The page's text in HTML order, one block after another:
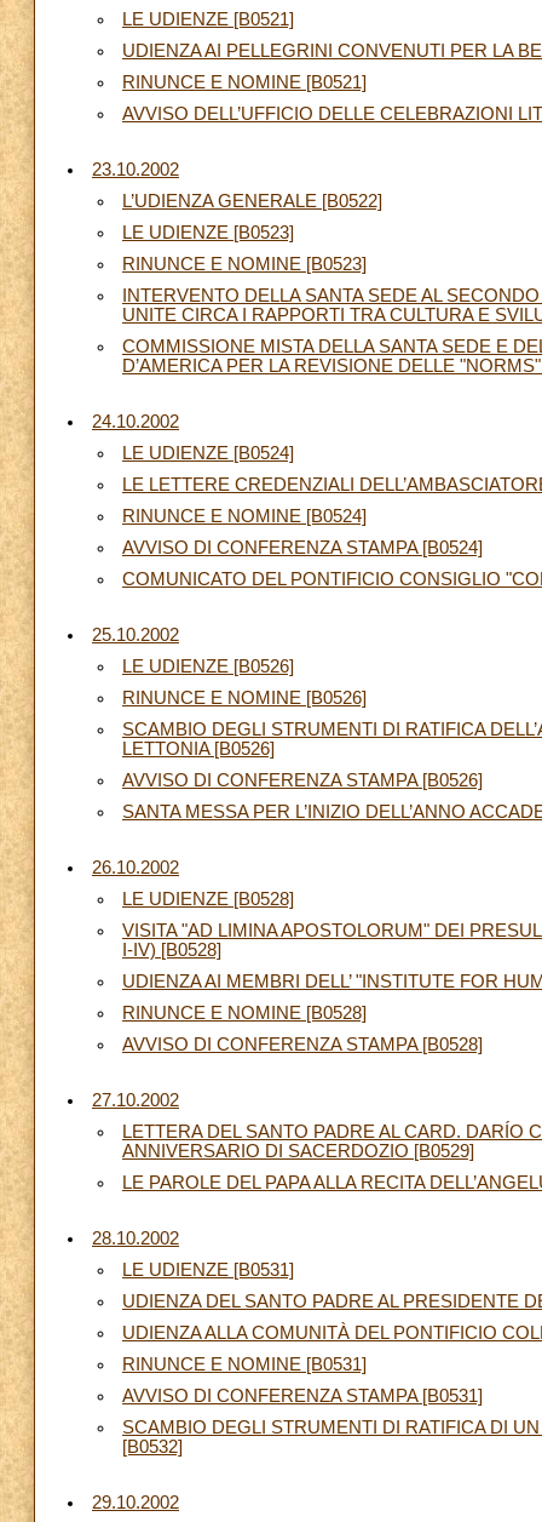
LE UDIENZE [B0521]
UDIENZA AI PELLEGRINI CONVENUTI PER LA
RINUNCE E NOMINE [B0521]
AVVISO DELL’UFFICIO DELLE CELEBRAZIONI
23.10.2002
L’UDIENZA GENERALE [B0522]
LE UDIENZE [B0523]
RINUNCE E NOMINE [B0523]
INTERVENTO DELLA SANTA SEDE AL
UNITE CIRCA I RAPPORTI TRA CULTURA E
COMMISSIONE MISTA DELLA SANTA SEDE E
D’AMERICA PER LA REVISIONE DELLE
24.10.2002
LE UDIENZE [B0524]
LE LETTERE CREDENZIALI
RINUNCE E NOMINE [B0524]
AVVISO DI CONFERENZA STAMPA [B0524]
COMUNICATO DEL PONTIFICIO CONSIGLIO
25.10.2002
LE UDIENZE [B0526]
RINUNCE E NOMINE [B0526]
SCAMBIO DEGLI STRUMENTI DI RATIFICA
LETTONIA [B0526]
AVVISO DI CONFERENZA STAMPA [B0526]
SANTA MESSA PER L’INIZIO DELL’ANNO
26.10.2002
LE UDIENZE [B0528]
VISITA "AD LIMINA APOSTOLORUM" DEI
I-IV) [B0528]
UDIENZA AI MEMBRI DELL’ "INSTITUTE FOR
RINUNCE E NOMINE [B0528]
AVVISO DI CONFERENZA STAMPA [B0528]
27.10.2002
LETTERA DEL SANTO PADRE AL CARD. DARÍO
ANNIVERSARIO DI SACERDOZIO [B0529]
LE PAROLE DEL PAPA ALLA RECITA
28.10.2002
LE UDIENZE [B0531]
UDIENZA DEL SANTO PADRE AL PRESIDENTE
UDIENZA ALLA COMUNITÀ DEL PONTIFICIO
RINUNCE E NOMINE [B0531]
AVVISO DI CONFERENZA STAMPA [B0531]
SCAMBIO DEGLI STRUMENTI DI RATIFICA DI
[B0532]
29.10.2002